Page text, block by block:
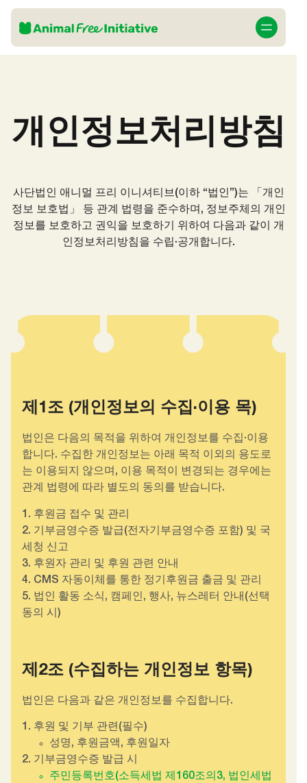
개인정보처리방침
사단법인 애니멀 프리 이니셔티브(이하 “법인”)는 「개인
정보 보호법」 등 관계 법령을 준수하며, 정보주체의 개인
정보를 보호하고 권익을 보호하기 위하여 다음과 같이 개
인정보처리방침을 수립·공개합니다.
제1조 (개인정보의 수집·이용 목)
법인은 다음의 목적을 위하여 개인정보를 수집·이용
합니다. 수집한 개인정보는 아래 목적 이외의 용도로
는 이용되지 않으며, 이용 목적이 변경되는 경우에는
관계 법령에 따라 별도의 동의를 받습니다.
1. 후원금 접수 및 관리
2. 기부금영수증 발급(전자기부금영수증 포함) 및 국
세청 신고
3. 후원자 관리 및 후원 관련 안내
4. CMS 자동이체를 통한 정기후원금 출금 및 관리
5. 법인 활동 소식, 캠페인, 행사, 뉴스레터 안내(선택
동의 시)
제2조 (수집하는 개인정보 항목)
법인은 다음과 같은 개인정보를 수집합니다.
1. 후원 및 기부 관련(필수)
성명, 후원금액, 후원일자
2. 기부금영수증 발급 시
주민등록번호(소득세법 제160조의3, 법인세법